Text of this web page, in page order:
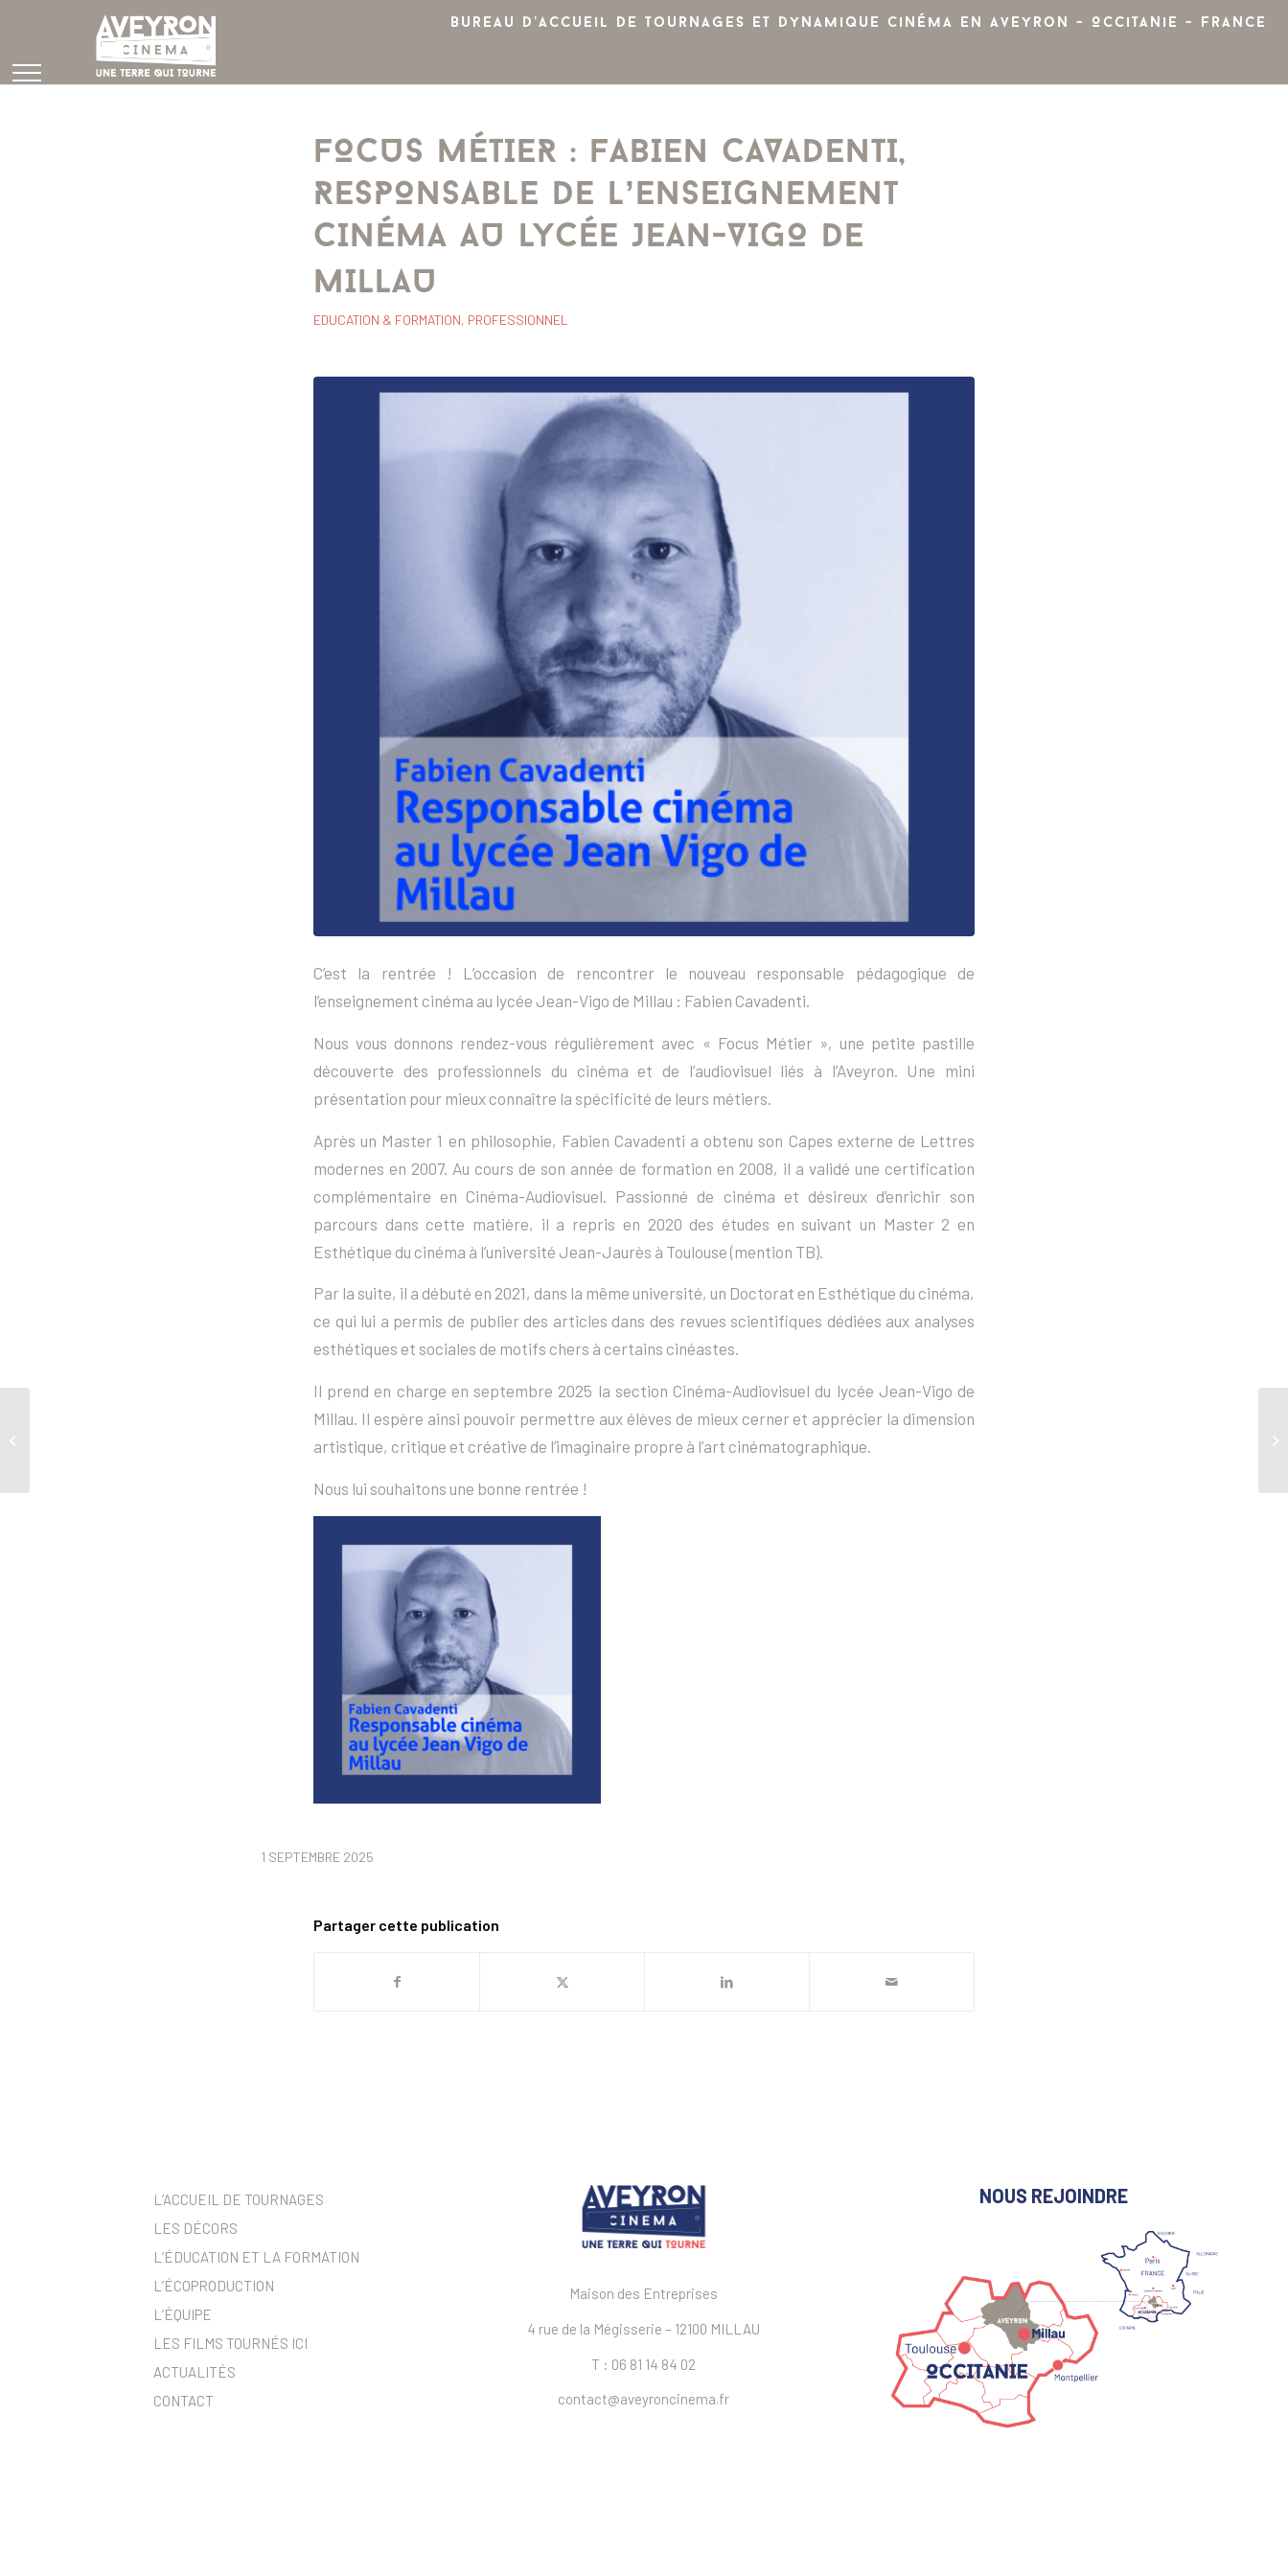
Bureau d’accueil de tournages et dynamique cinéma en Aveyron - Occitanie - France
FOCUS MÉTIER : FABIEN CAVADENTI,
RESPONSABLE DE L’ENSEIGNEMENT
CINÉMA AU LYCÉE JEAN-VIGO DE
MILLAU
EDUCATION & FORMATION, PROFESSIONNEL
C’est la rentrée ! L’occasion de rencontrer le nouveau responsable pédagogique de
l’enseignement cinéma au lycée Jean-Vigo de Millau : Fabien Cavadenti.
Nous vous donnons rendez-vous régulièrement avec « Focus Métier », une petite pastille
découverte des professionnels du cinéma et de l’audiovisuel liés à l’Aveyron. Une mini
présentation pour mieux connaître la spécificité de leurs métiers.
Après un Master 1 en philosophie, Fabien Cavadenti a obtenu son Capes externe de Lettres
modernes en 2007. Au cours de son année de formation en 2008, il a validé une certification
complémentaire en Cinéma-Audiovisuel. Passionné de cinéma et désireux d’enrichir son
parcours dans cette matière, il a repris en 2020 des études en suivant un Master 2 en
Esthétique du cinéma à l’université Jean-Jaurès à Toulouse (mention TB).
Par la suite, il a débuté en 2021, dans la même université, un Doctorat en Esthétique du cinéma,
ce qui lui a permis de publier des articles dans des revues scientifiques dédiées aux analyses
esthétiques et sociales de motifs chers à certains cinéastes.
Il prend en charge en septembre 2025 la section Cinéma-Audiovisuel du lycée Jean-Vigo de
Millau. Il espère ainsi pouvoir permettre aux élèves de mieux cerner et apprécier la dimension
artistique, critique et créative de l’imaginaire propre à l’art cinématographique.
Nous lui souhaitons une bonne rentrée !
1 SEPTEMBRE 2025
Partager cette publication
L’ACCUEIL DE TOURNAGES
LES DÉCORS
L’ÉDUCATION ET LA FORMATION
L’ÉCOPRODUCTION
L’ÉQUIPE
LES FILMS TOURNÉS ICI
ACTUALITÉS
CONTACT
Maison des Entreprises
4 rue de la Mégisserie – 12100 MILLAU
T : 06 81 14 84 02
contact@aveyroncinema.fr
NOUS REJOINDRE